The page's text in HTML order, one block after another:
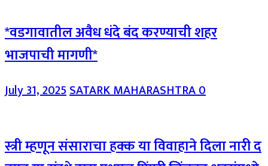
*वडगावातील अवैध धंदे बंद करण्याची शहर
भाजपाची मागणी*
July 31, 2025SATARK MAHARASHTRA0
स्त्री म्हणून संसाराचा हक्क या विवाहाने दिला नारी द